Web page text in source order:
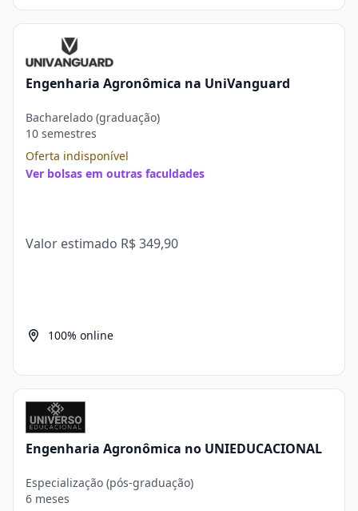
Engenharia Agronômica na UniVanguard
Bacharelado (graduação)
10 semestres
Oferta indisponível
Ver bolsas em outras faculdades
Valor estimado R$ 349,90
100% online
Engenharia Agronômica no UNIEDUCACIONAL
Especialização (pós-graduação)
6 meses